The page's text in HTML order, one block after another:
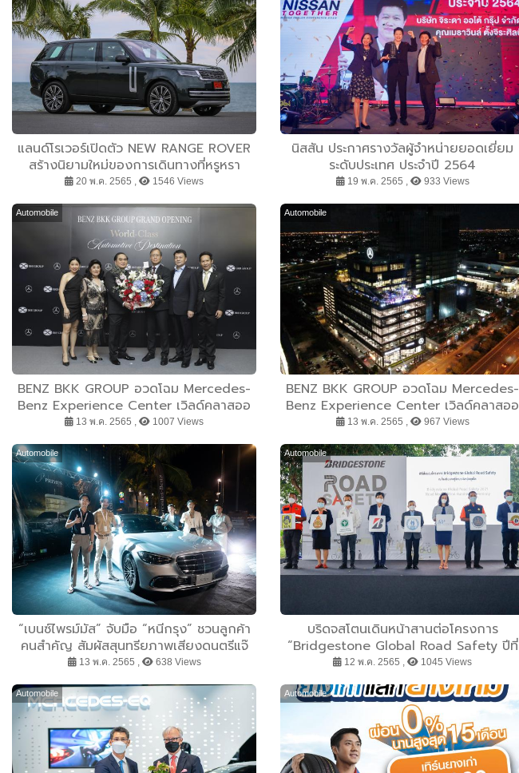
แลนด์โรเวอร์เปิดตัว NEW RANGE ROVER
สร้างนิยามใหม่ของการเดินทางที่หรูหรา
20 พ.ค. 2565 , 1546 Views
นิสสัน ประกาศรางวัลผู้จำหน่ายยอดเยี่ยม
ระดับประเทศ ประจำปี 2564
19 พ.ค. 2565 , 933 Views
Automobile
BENZ BKK GROUP อวดโฉม Mercedes-
Benz Experience Center เวิลด์คลาสออ
โต้โมทีฟเดสติเนชั่น ยิ่งใหญ่ที่สุดในเอเชีย
แลนด์มาร์คเชื่อมโยงโลกแห่งยานยนต์และ
ประสบการณ์ไลฟ์สไตล์เหนือระดับ
13 พ.ค. 2565 , 1007 Views
Automobile
BENZ BKK GROUP อวดโฉม Mercedes-
Benz Experience Center เวิลด์คลาสออ
โต้โมทีฟเดสติเนชั่น ยิ่งใหญ่ที่สุดในเอเชีย
แลนด์มาร์คเชื่อมโยงโลกแห่งยานยนต์และ
ประสบการณ์ไลฟ์สไตล์เหนือระดับ
13 พ.ค. 2565 , 967 Views
Automobile
“เบนซ์ไพรม์มัส” จับมือ “หนีกรุง” ชวนลูกค้า
คนสำคัญ สัมผัสสุนทรียภาพเสียงดนตรีแจ๊
สระดับโลก “Kenny G”
13 พ.ค. 2565 , 638 Views
Automobile
บริดจสโตนเดินหน้าสานต่อโครงการ
“Bridgestone Global Road Safety ปีที่
1” สู่เยาวชนต่อเนื่อง ส่งมอบพื้นที่ความ
ปลอดภัยบนท้องถนนแก่โรงเรียนกะทู้วิทยา
จังหวัดภูเก็ต
12 พ.ค. 2565 , 1045 Views
Automobile Automobile